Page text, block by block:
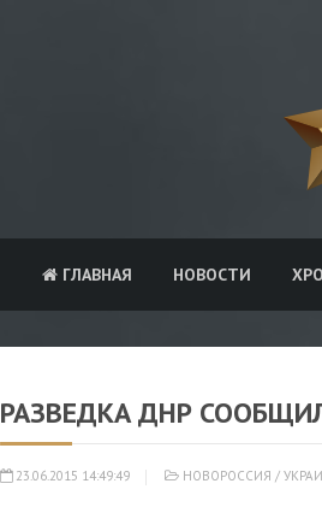
ГЛАВНАЯ НОВОСТИ
РАЗВЕДКА ДНР
23.06.2015 14:49:49 НОВОРОССИЯ /